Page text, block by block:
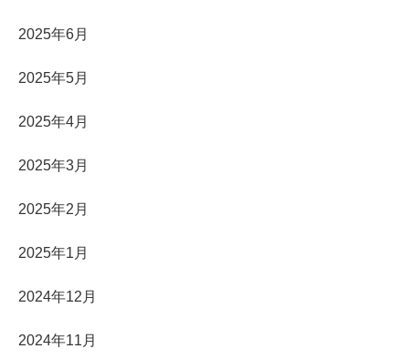
2025年6月
2025年5月
2025年4月
2025年3月
2025年2月
2025年1月
2024年12月
2024年11月